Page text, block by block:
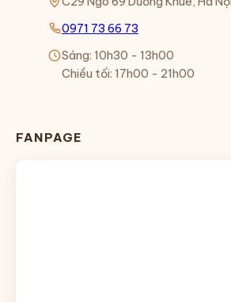
0971 73 66 73
Sáng: 10h30 - 13h00
Chiều tối: 17h00 - 21h00
FANPAGE